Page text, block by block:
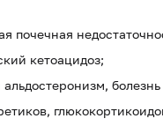
почечная
кетоацидоз;